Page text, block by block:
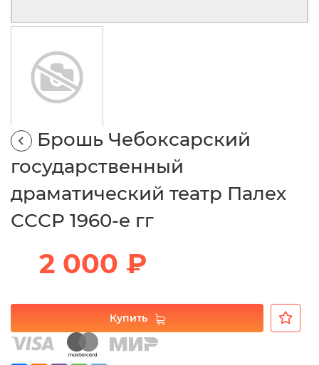
Брошь Чебоксарский
государственный
драматический театр Палех
СССР 1960-е гг
2 000 ₽
Купить